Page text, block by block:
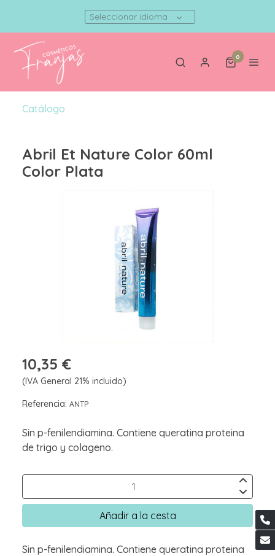
Seleccionar idioma
0
Catálogo
Abril Et Nature Color 60ml
Color Plata
10,35 €
(IVA General 21% incluido)
Referencia: ANTP
Sin p-fenilendiamina. Contiene queratina proteina
de trigo y colageno.
Añadir a la cesta
Sin p-fenilendiamina. Contiene queratina proteina